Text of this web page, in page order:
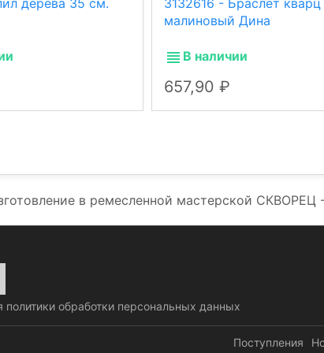
дерева 35 см.
3132616 - Браслет кварц
малиновый Дина
В наличии
657,90
в ремесленной мастерской СКВОРЕЦ
политики обработки персональных данных
Поступления